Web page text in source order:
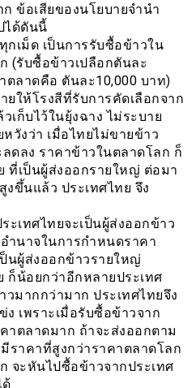
ข้อเสียของนโยบายจำนำ
ได้ดันนี้
เม็ด เป็นการรับซื้อข้าวใน
(รับซื้อข้าวเปลือกตันละ
ลาดคือ ตันละ10,000 บาท)
ให้โรงสีที่รับการคัดเลือกจาก
เก็บไว้ในยุ้งฉาง ไม่ระบาย
วังว่า เมื่อไทยไม่ขายข้าว
ดลง ราคาข้าวในตลาดโลก ก็
ที่เป็นผู้ส่งออกรายใหญ่ ต่อมา
ขึ้นแล้ว ประเทศไทย จึง
ะเทศไทยจะเป็นผู้ส่งออกข้าว
ำนาจในการกำหนดราคา
นผู้ส่งออกข้าวรายใหญ่
น้อยกว่าอีกหลายประเทศ
มากกว่ามาก ประเทศไทยจึง
เพราะเมื่อรับซื้อข้าวจาก
าตลาดมาก ถ้าจะส่งออกตาม
ราคาที่สูงกว่าราคาตลาดโลก
จะหันไปซื้อข้าวจากประเทศ